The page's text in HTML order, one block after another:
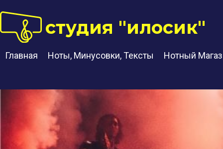
Главная Ноты, Минусовки, Тексты Нотный
студия "илосик"